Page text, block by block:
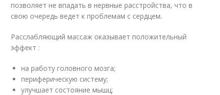
позволяет не впадать в нервные расстройства, что в
свою очередь ведет к проблемам с сердцем.
Расслабляющий массаж оказывает положительный
эффект :
на работу головного мозга;
периферическую систему;
улучшает состояние мышц;